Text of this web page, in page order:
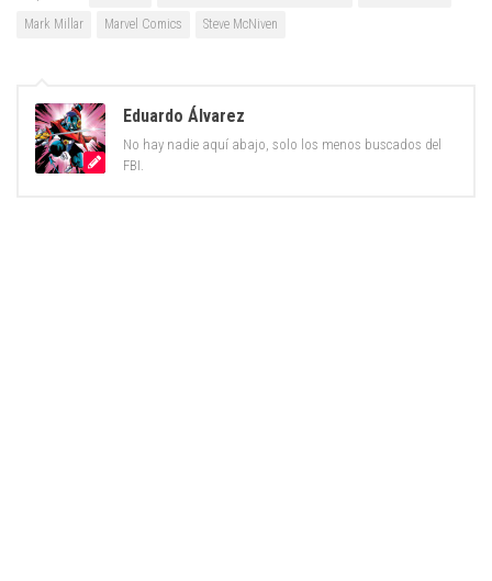
Mark Millar
Marvel Comics Steve McNiven
Eduardo Álvarez
No hay nadie aquí abajo, solo los menos buscados del
FBI.